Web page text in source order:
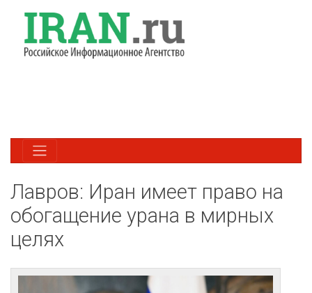
Лавров: Иран имеет право на
обогащение урана в мирных
целях